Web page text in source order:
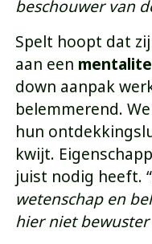
beschouwer van
Spelt hoopt dat
aan een
down aanpak
belemmerend.
hun
kwijt.
juist nodig heeft. “
wetenschap en
hier niet